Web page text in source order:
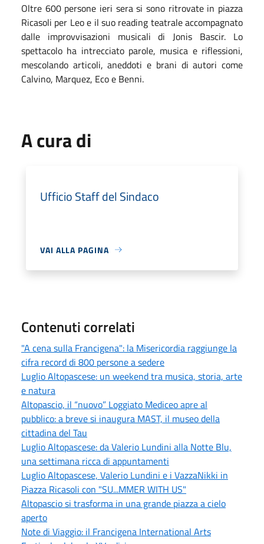
Oltre 600 persone ieri sera si sono ritrovate in piazza
Ricasoli per Leo e il suo reading teatrale accompagnato
dalle improvvisazioni musicali di Jonis Bascir. Lo
spettacolo ha intrecciato parole, musica e riflessioni,
mescolando articoli, aneddoti e brani di autori come
Calvino, Marquez, Eco e Benni.
A cura di
Ufficio Staff del Sindaco
VAI ALLA PAGINA
Contenuti correlati
"A cena sulla Francigena": la Misericordia raggiunge la
cifra record di 800 persone a sedere
Luglio Altopascese: un weekend tra musica, storia, arte
e natura
Altopascio, il “nuovo” Loggiato Mediceo apre al
pubblico: a breve si inaugura MAST, il museo della
cittadina del Tau
Luglio Altopascese: da Valerio Lundini alla Notte Blu,
una settimana ricca di appuntamenti
Luglio Altopascese, Valerio Lundini e i VazzaNikki in
Piazza Ricasoli con "SU...MMER WITH US"
Altopascio si trasforma in una grande piazza a cielo
aperto
Note di Viaggio: il Francigena International Arts